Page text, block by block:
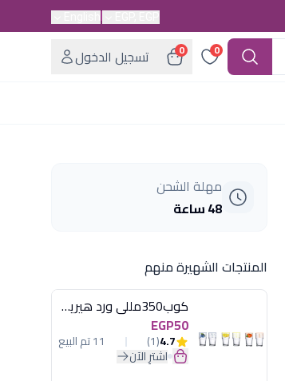
0
0
تسجيل الدخول
مهلة الشحن
48 ساعة
المنتجات الشهيرة منهم
كوب350مللى ورد هيريفين
EGP50
4.7
(1) 11 تم البيع
اشترِ الآن